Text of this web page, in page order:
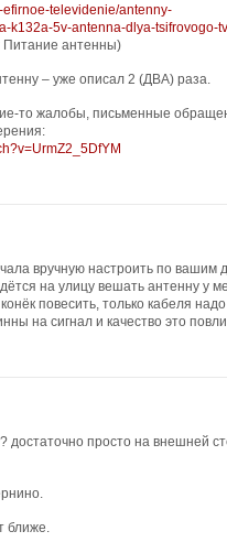
televidenie/antenny-
k132a-5v-antenna-dlya-tsifrovogo-
Питание антенны)
– уже описал 2 (ДВА) раза.
то жалобы, письменные
вручную настроить по вашим
на улицу вешать антенну у
повесить, только кабеля
на сигнал и качество это
достаточно просто на внешней
ближе.